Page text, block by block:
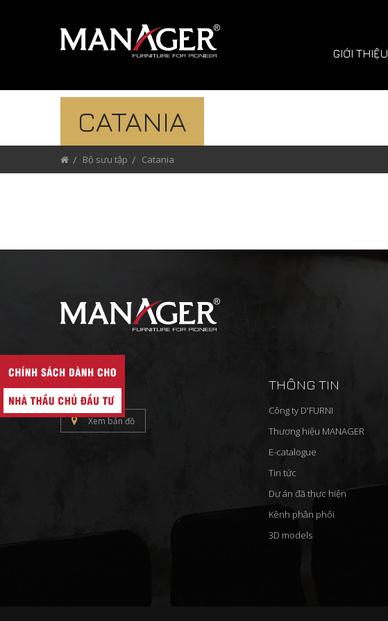
GIỚI THIỆU
CATANIA
Bộ sưu tập Catania
LIÊN HỆ
Xem bản đồ
THÔNG TIN
Công ty D'FURNI
Thương hiệu MANAGER
E-catalogue
Tin tức
Dự án đã thực hiện
Kênh phân phối
3D models